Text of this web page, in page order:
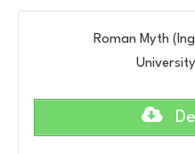
Roman Myth